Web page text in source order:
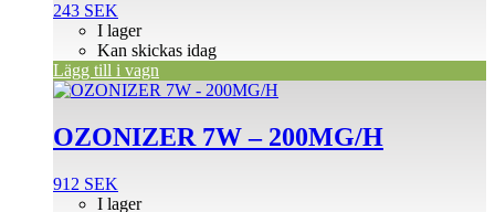
243 SEK
I lager
Kan skickas idag
Lägg till i vagn
OZONIZER 7W – 200MG/H
912 SEK
I lager